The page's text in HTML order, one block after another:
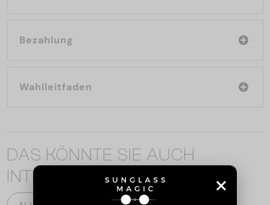
Bezahlung
Wahlleitfaden
DAS KÖNNTE SIE AUCH
INTERESSIEREN